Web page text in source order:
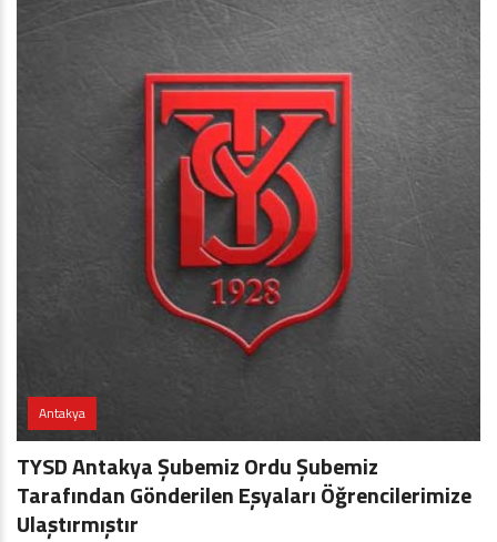
Antakya
TYSD Antakya Şubemiz Ordu Şubemiz
Tarafından Gönderilen Eşyaları Öğrencilerimize
Ulaştırmıştır